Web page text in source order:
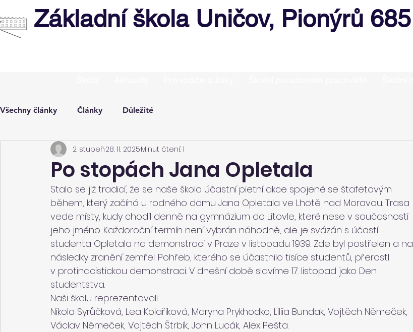
Základní škola Uničov, Pionýrů 685
Všechny články Články Důležité
Po stopách Jana Opletala
2. stupeň28. 11. 2025Minut čtení: 1
Stalo se již tradicí, že se naše škola účastní pietní akce spojené se štafetovým
během, který začíná u rodného domu Jana Opletala ve Lhotě nad Moravou. Trasa
vede místy, kudy chodil denně na gymnázium do Litovle, které nese v současnosti
jeho jméno. Každoroční termín není vybrán náhodně, ale je svázán s účastí
studenta Opletala na demonstraci v Praze v listopadu 1939. Zde byl postřelen a na
následky zranění zemřel. Pohřeb, kterého se účastnilo tisíce studentů, přerostl
v protinacistickou demonstraci. V dnešní době slavíme 17. listopad jako Den
studentstva.
Naši školu reprezentovali:
Nikola Syrůčková, Lea Kolaříková, Maryna Prykhodko, Liliia Bundak, Vojtěch Němeček,
Václav Němeček, Vojtěch Štrbík, John Lucák, Alex Pešta.